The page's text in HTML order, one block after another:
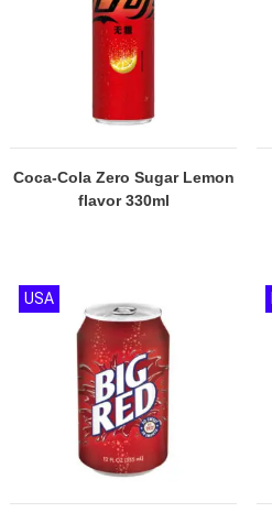
Coca-Cola Zero Sugar Lemon
flavor 330ml
USA